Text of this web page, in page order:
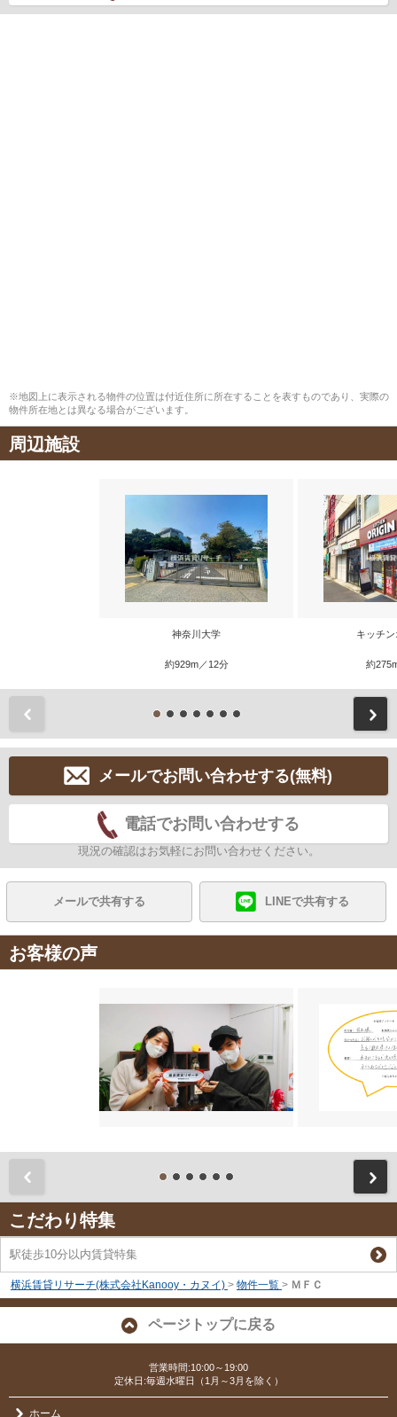
※地図上に表示される物件の位置は付近住所に所在することを表すものであり、実際の
物件所在地とは異なる場合がございます。
周辺施設
神奈川大学
約929m／12分
キッチ
約
メールでお問い合わせする(無料)
電話でお問い合わせする
現況の確認はお気軽にお問い合わせください。
メールで共有する LINEで共有する
お客様の声
こだわり特集
駅徒歩10分以内賃貸特集
横浜賃貸リサーチ(株式会社Kanooy・カヌイ) > 物件一覧 > ＭＦＣ
ページトップに戻る
営業時間:10:00～19:00
定休日:毎週水曜日（1月～3月を除く）
ホーム